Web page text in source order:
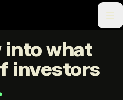
into what
investors